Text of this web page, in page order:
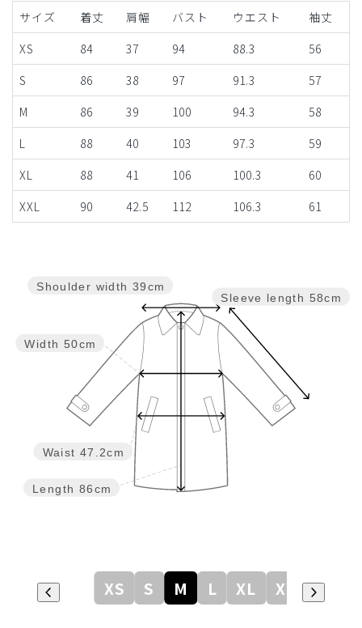
サイズ 着丈 肩幅 バスト ウエスト
袖丈
XS
84 37 94 88.3
56
S
86 38 97 91.3
57
M
86 39 100 94.3
58
L
88 40 103 97.3
59
XL
88 41 106 100.3
60
XXL
90 42.5 112 106.3 61
Sleeve length 58cm
Length 86cm
Waist 47.2cm
Width 50cm
Shoulder width 39cm
XS S M L XL XXL